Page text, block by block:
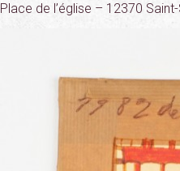
Place de l’église – 12370